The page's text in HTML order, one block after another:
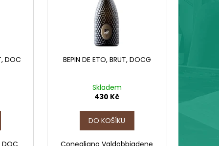
DOC BEPIN DE ETO, BRUT, DOCG
Skladem
430 Kč
DO KOŠÍKU